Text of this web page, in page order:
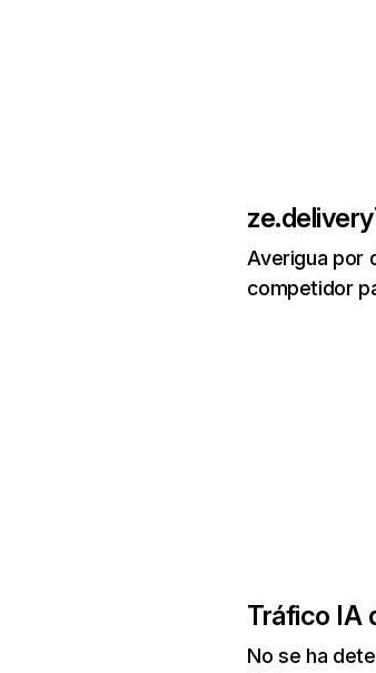
ze.delivery
Averigua por
competidor
Tráfico IA
No se ha